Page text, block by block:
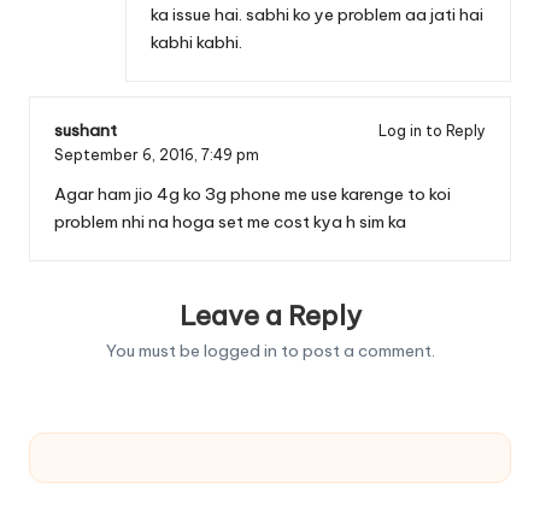
ka issue hai. sabhi ko ye problem aa jati hai
kabhi kabhi.
sushant
Log in to Reply
September 6, 2016, 7:49 pm
Agar ham jio 4g ko 3g phone me use karenge to koi
problem nhi na hoga set me cost kya h sim ka
Leave a Reply
You must be logged in to post a comment.